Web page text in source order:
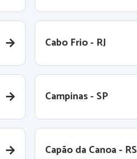
Cabo Frio - RJ
Campinas - SP
Capão da Canoa - RS